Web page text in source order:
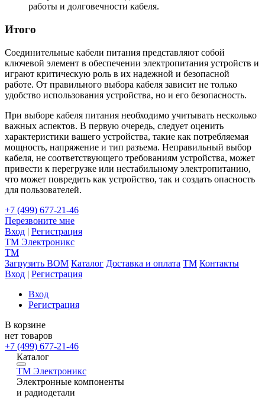
работы и долговечности кабеля.
Итого
Соединительные кабели питания представляют собой
ключевой элемент в обеспечении электропитания устройств и
играют критическую роль в их надежной и безопасной
работе. От правильного выбора кабеля зависит не только
удобство использования устройства, но и его безопасность.
При выборе кабеля питания необходимо учитывать несколько
важных аспектов. В первую очередь, следует оценить
характеристики вашего устройства, такие как потребляемая
мощность, напряжение и тип разъема. Неправильный выбор
кабеля, не соответствующего требованиям устройства, может
привести к перегрузке или нестабильному электропитанию,
что может повредить как устройство, так и создать опасность
для пользователей.
+7 (499) 677-21-46
Перезвоните мне
Вход | Регистрация
TM Электроникс
TM
Загрузить BOM Каталог Доставка и оплата TM Контакты
Вход | Регистрация
Вход
Регистрация
В корзине
нет товаров
+7 (499) 677-21-46
Каталог
TM Электроникс
Электронные компоненты
и радиодетали